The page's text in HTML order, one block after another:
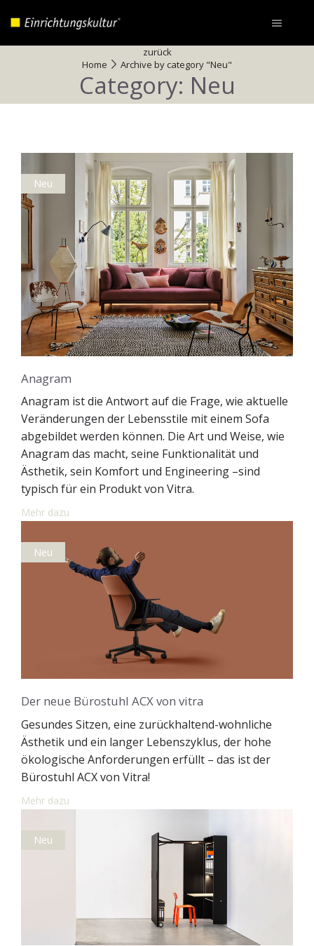
zurück
Home
Archive by category "Neu"
Category: Neu
Neu
Anagram
Anagram ist die Antwort auf die Frage, wie aktuelle
Veränderungen der Lebensstile mit einem Sofa
abgebildet werden können. Die Art und Weise, wie
Anagram das macht, seine Funktionalität und
Ästhetik, sein Komfort und Engineering –sind
typisch für ein Produkt von Vitra.
Mehr dazu
Neu
Der neue Bürostuhl ACX von vitra
Gesundes Sitzen, eine zurückhaltend-wohnliche
Ästhetik und ein langer Lebenszyklus, der hohe
ökologische Anforderungen erfüllt – das ist der
Bürostuhl ACX von Vitra!
Mehr dazu
Neu